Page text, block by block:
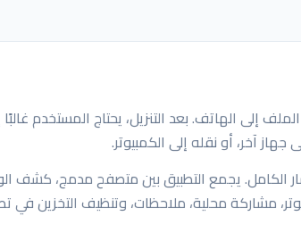
إلى الهاتف. بعد التنزيل، يحتاج المستخدم
آخر، أو نقله إلى الكمبيوتر.
الكامل. يجمع التطبيق بين متصفح مدمج، كشف
مشاركة محلية، ملاحظات، وتنظيف التخزين في